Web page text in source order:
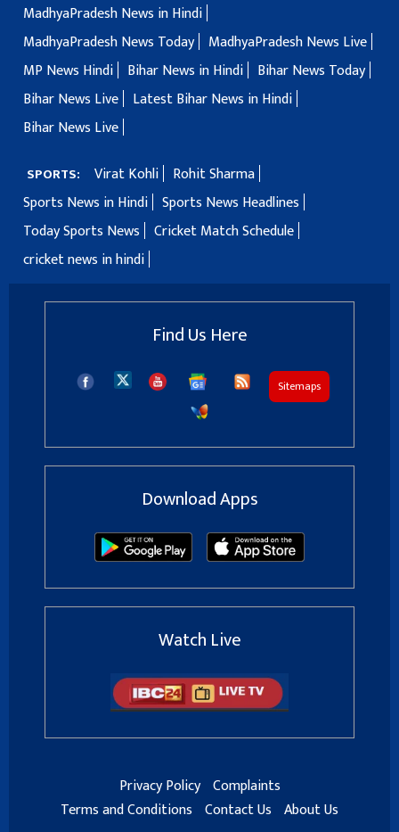
MadhyaPradesh News in Hindi
MadhyaPradesh News Today
MadhyaPradesh News Live
MP News Hindi
Bihar News in Hindi
Bihar News Today
Bihar News Live
Latest Bihar News in Hindi
Bihar News Live
SPORTS: Virat Kohli
Rohit Sharma
Sports News in Hindi Sports News Headlines
Today Sports News
Cricket Match Schedule
cricket news in hindi
Find Us Here
Sitemaps
Download Apps
Watch Live
Privacy Policy Complaints
Terms and Conditions Contact Us About Us